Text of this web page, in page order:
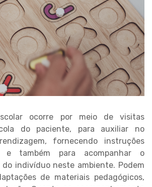
ocorre por meio de visitas
do paciente, para auxiliar no
fornecendo instruções
também para acompanhar o
indivíduo neste ambiente. Podem
de materiais pedagógicos,